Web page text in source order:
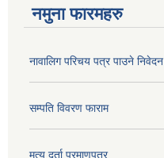
नमुना फारमहरु
नावालिग परिचय पत्र पाउने निवेदन
सम्पति विवरण फाराम
मृत्यु दर्ता प्रमाणपत्र